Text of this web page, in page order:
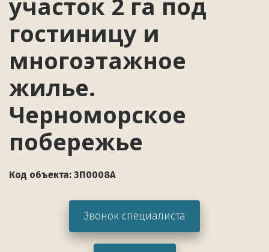
гостиницу и
многоэтажное
жилье.
Черноморское
побережье
Код объекта: ЗП0008А
Звонок специалиста